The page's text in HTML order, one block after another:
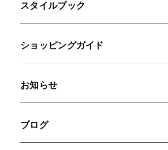
スタイルブック
ショッピングガイド
お知らせ
ブログ